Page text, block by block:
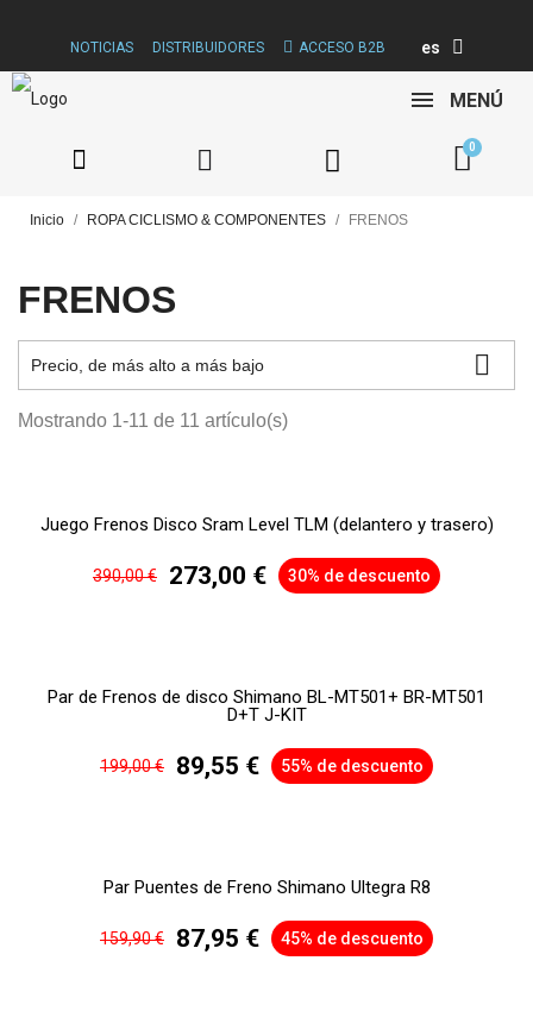
NOTICIAS DISTRIBUIDORES ACCESO B2B es
MENÚ
Inicio ROPA CICLISMO & COMPONENTES FRENOS
FRENOS
Precio, de más alto a más bajo 
Mostrando 1-11 de 11 artículo(s)
Juego Frenos Disco Sram Level TLM (delantero y trasero)
390,00 € 273,00 € 30% de descuento
Par de Frenos de disco Shimano BL-MT501+ BR-MT501
D+T J-KIT
199,00 € 89,55 € 55% de descuento
Par Puentes de Freno Shimano Ultegra R8
159,90 € 87,95 € 45% de descuento